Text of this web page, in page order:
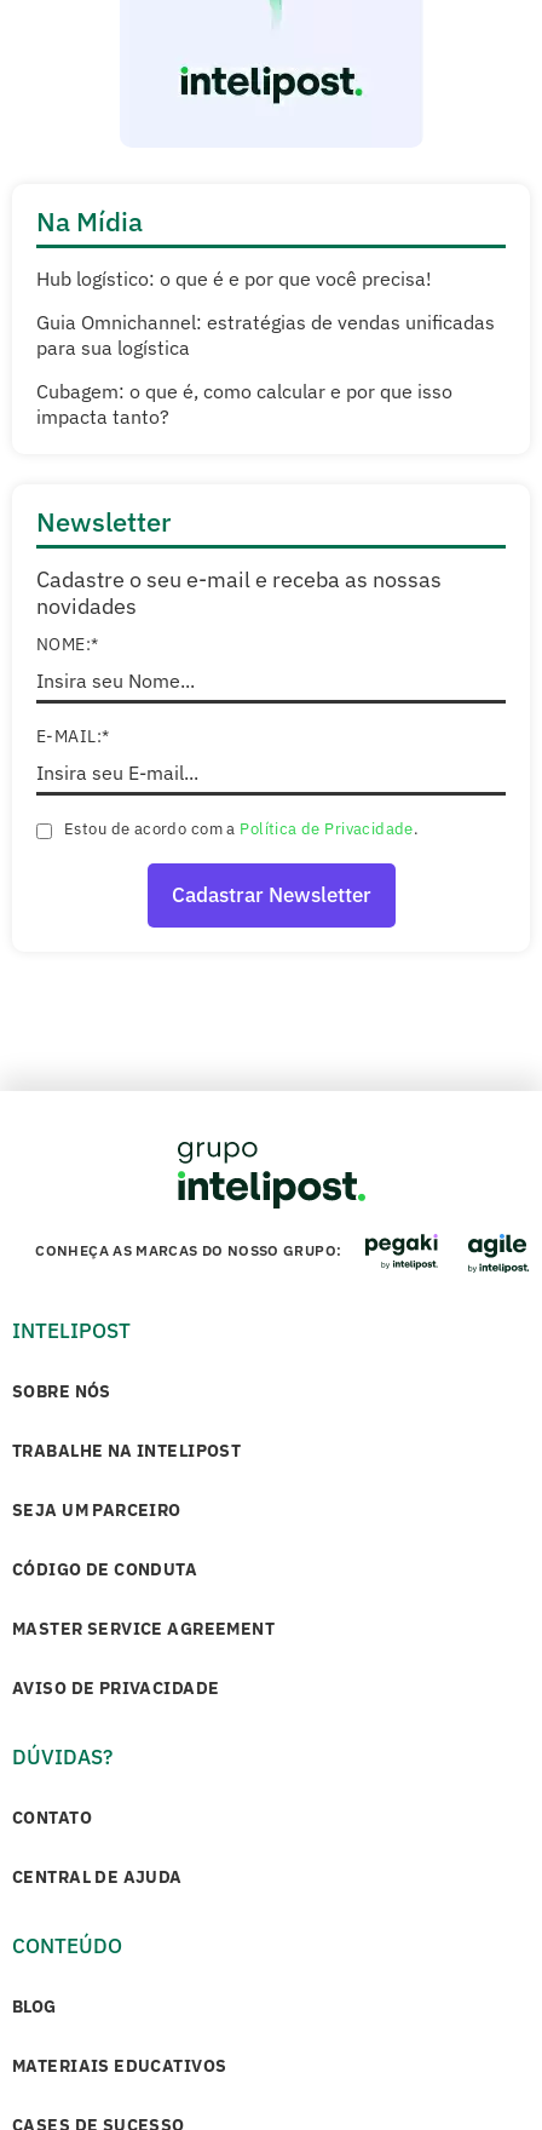
Na Mídia
Hub logístico: o que é e por que você precisa!
Guia Omnichannel: estratégias de vendas unificadas
para sua logística
Cubagem: o que é, como calcular e por que isso
impacta tanto?
Newsletter
Cadastre o seu e-mail e receba as nossas
novidades
NOME:*
E-MAIL:*
Estou de acordo com a Política de Privacidade.
CONHEÇA AS MARCAS DO NOSSO GRUPO:
INTELIPOST
SOBRE NÓS
TRABALHE NA INTELIPOST
SEJA UM PARCEIRO
CÓDIGO DE CONDUTA
MASTER SERVICE AGREEMENT
AVISO DE PRIVACIDADE
DÚVIDAS?
CONTATO
CENTRAL DE AJUDA
CONTEÚDO
BLOG
MATERIAIS EDUCATIVOS
CASES DE SUCESSO